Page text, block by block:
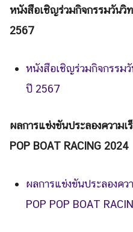
หนังสือเชิญร่วมกิจกรรมวันวิ
2567
หนังสือเชิญร่วมกิจกรรม
ปี 2567
ผลการแข่งขันประลองความ
POP BOAT RACING 2024
ผลการแข่งขันประลองค
POP POP BOAT